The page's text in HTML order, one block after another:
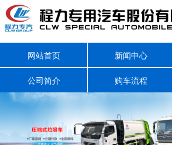
网站首页 新闻中心
公司简介 购车流程